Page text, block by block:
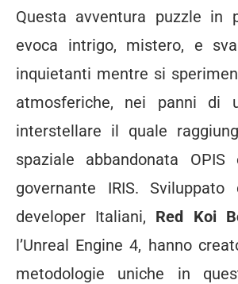
Questa avventura puzzle in
evoca intrigo, mistero, e
inquietanti mentre si
atmosferiche, nei panni di
interstellare il quale
spaziale abbandonata
governante IRIS. Sviluppato
developer Italiani, Red Koi
l’Unreal Engine 4, hanno
metodologie uniche in